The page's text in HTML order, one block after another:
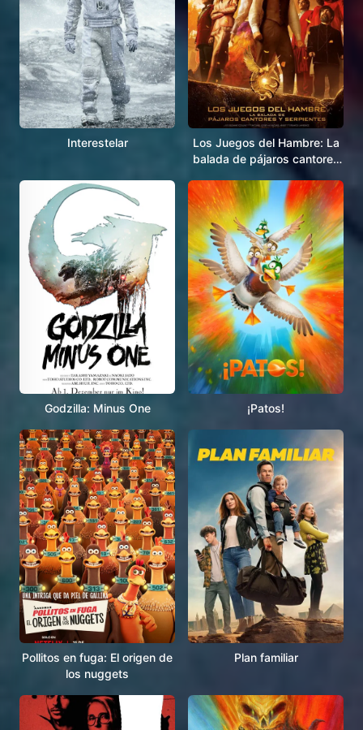
Interestelar
Los Juegos del Hambre: La
balada de pájaros cantores
Godzilla: Minus One ¡Patos!
Pollitos en fuga: El origen de
los nuggets
Plan familiar